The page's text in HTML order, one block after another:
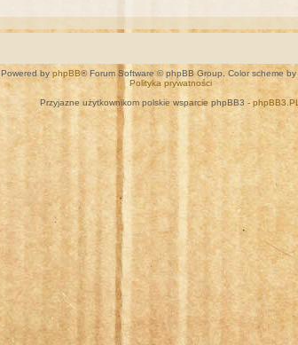
Powered by phpBB® Forum Software © phpBB Group. Color scheme by
Polityka prywatności
Przyjazne użytkownikom polskie wsparcie phpBB3 - phpBB3.PL